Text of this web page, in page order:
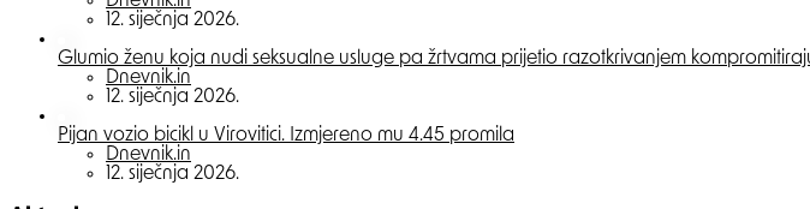
12. siječnja 2026.
Glumio ženu koja nudi seksualne usluge pa žrtvama prijetio razotkrivanjem
Posted
Dnevnik.in
12. siječnja 2026.
Pijan vozio bicikl u Virovitici. Izmjereno mu 4.45 promila
Posted
Dnevnik.in
12. siječnja 2026.